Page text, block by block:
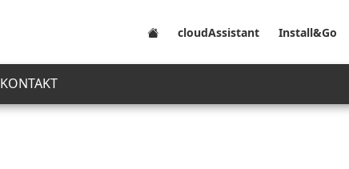
cloudAssistant Install&Go
KONTAKT